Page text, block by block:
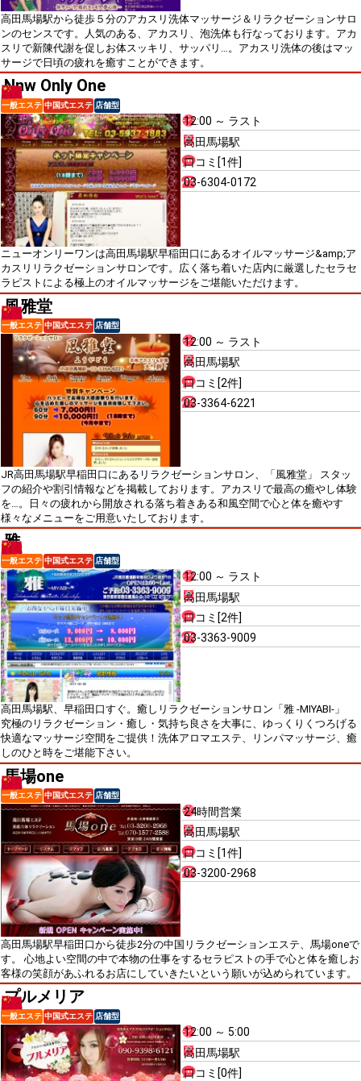
高田馬場駅から徒歩５分のアカスリ洗体マッサージ＆リラクゼーションサロ
ンのセンスです。人気のある、アカスリ、泡洗体も行なっております。アカ
スリで新陳代謝を促しお体スッキリ、サッパリ…。アカスリ洗体の後はマッ
サージで日頃の疲れを癒すことができます。
Nnw Only One
一般エステ 中国式エステ 店舗型
12:00 ～ ラスト
高田馬場駅
口コミ[1件]
03-6304-0172
ニューオンリーワンは高田馬場駅早稲田口にあるオイルマッサージ&amp;ア
カスリリラクゼーションサロンです。広く落ち着いた店内に厳選したセラセ
ラピストによる極上のオイルマッサージをご堪能いただけます。
風雅堂
一般エステ 中国式エステ 店舗型
12:00 ～ ラスト
高田馬場駅
口コミ[2件]
03-3364-6221
JR高田馬場駅早稲田口にあるリラクゼーションサロン、「風雅堂」 スタッ
フの紹介や割引情報などを掲載しております。アカスリで最高の癒やし体験
を…。日々の疲れから開放される落ち着きある和風空間で心と体を癒やす
様々なメニューをご用意いたしております。
雅
一般エステ 中国式エステ 店舗型
12:00 ～ ラスト
高田馬場駅
口コミ[2件]
03-3363-9009
高田馬場駅、早稲田口すぐ。癒しリラクゼーションサロン「雅 -MIYABI-」
究極のリラクゼーション・癒し・気持ち良さを大事に、ゆっくりくつろげる
快適なマッサージ空間をご提供！洗体アロマエステ、リンパマッサージ、癒
しのひと時をご堪能下さい。
馬場one
一般エステ 中国式エステ 店舗型
24時間営業
高田馬場駅
口コミ[1件]
03-3200-2968
高田馬場駅早稲田口から徒歩2分の中国リラクゼーションエステ、馬場oneで
す。 心地よい空間の中で本物の仕事をするセラピストの手で心と体を癒しお
客様の笑顔があふれるお店にしていきたいという願いが込められています。
プルメリア
一般エステ 中国式エステ 店舗型
12:00 ～ 5:00
高田馬場駅
口コミ[0件]